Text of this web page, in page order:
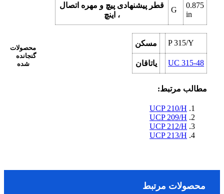
قطر پیشنهادی پیچ و مهره اتصال
، اینچ
G
0.875
in
محصولات
گنجانده
شده
مسکن P 315/Y
یاتاقان UC 315-48
مطالب مرتبط:
UCP 210/H
UCP 209/H
UCP 212/H
UCP 213/H
محصولات مرتبط